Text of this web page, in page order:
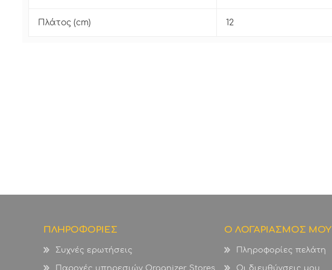
Πλάτος (cm) 12
ΠΛΗΡΟΦΟΡΙΕΣ
Συχνές ερωτήσεις
Παροχές υπηρεσιών Organizer Stores
Ο ΛΟΓΑΡΙΑΣΜΟΣ ΜΟΥ
Πληροφορίες πελάτη
Οι διευθύνσεις μου